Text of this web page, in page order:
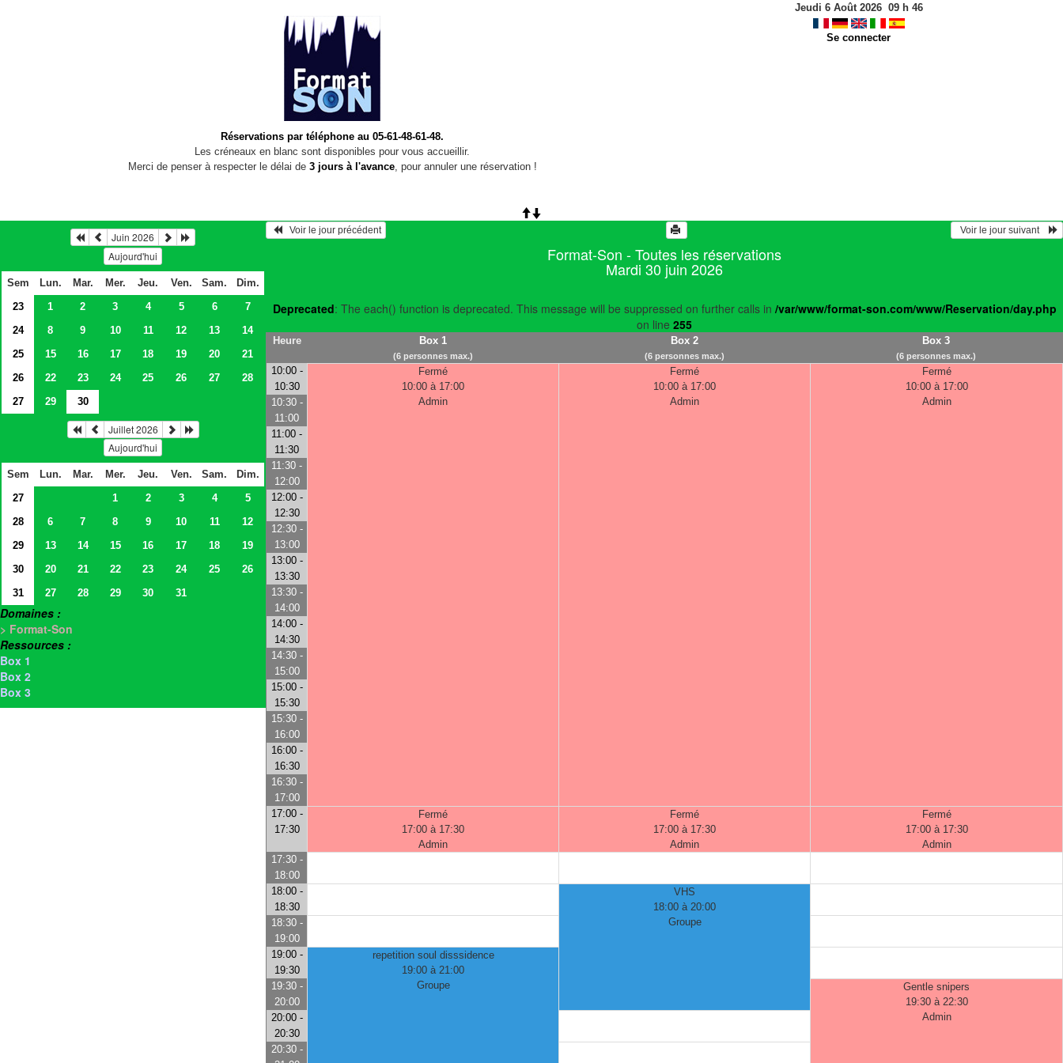
Réservations par téléphone au 05-61-48-61-48.
Les créneaux en blanc sont disponibles pour vous accueillir.
Merci de penser à respecter le délai de 3 jours à l'avance, pour annuler une réservation !
Jeudi 6 Août 2026 09h 46
Se connecter
Juin 2026
Aujourd'hui
Sem Lun. Mar. Mer. Jeu. Ven. Sam.
Dim.
23
1 2 3 4 5 6
7
24
8 9 10 11 12 13
14
25
15 16 17 18 19 20
21
26
22 23 24 25 26 27
28
27
29 30
Juillet 2026
Aujourd'hui
Sem Lun. Mar. Mer. Jeu. Ven. Sam.
Dim.
27
1 2 3 4
5
28
6 7 8 9 10 11
12
29
13 14 15 16 17 18
19
30
20 21 22 23 24 25
26
31
27 28 29 30 31
Domaines :
> Format-Son
Ressources :
Box 1
Box 2
Box 3
   Voir le jour précédent
  Voir le jour suivant
Format-Son - Toutes les réservations
Mardi 30 juin 2026
Deprecated: The each() function is deprecated. This message will be suppressed on further calls in /var/www/format-son.com/www/Reservation/day.php
on line 255
Heure Box 1
(6 personnes max.)
Box 2
(6 personnes max.)
Box 3
(6 personnes max.)
10:00 -
10:30
Fermé
10:00 à 17:00
Admin
Fermé
10:00 à 17:00
Admin
Fermé
10:00 à 17:00
Admin
10:30 -
11:00
11:00 -
11:30
11:30 -
12:00
12:00 -
12:30
12:30 -
13:00
13:00 -
13:30
13:30 -
14:00
14:00 -
14:30
14:30 -
15:00
15:00 -
15:30
15:30 -
16:00
16:00 -
16:30
16:30 -
17:00
17:00 -
17:30
Fermé
17:00 à 17:30
Admin
Fermé
17:00 à 17:30
Admin
Fermé
17:00 à 17:30
Admin
17:30 -
18:00
18:00 -
18:30
VHS
18:00 à 20:00
Groupe
18:30 -
19:00
19:00 -
19:30
repetition soul disssidence
19:00 à 21:00
Groupe
19:30 -
20:00
Gentle snipers
19:30 à 22:30
Admin
20:00 -
20:30
20:30 -